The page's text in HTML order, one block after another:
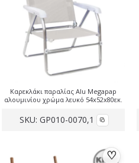
SKU: GP010-0070,1
Καρεκλάκι παραλίας Alu Megapap
αλουμινίου χρώμα λευκό 54x52x80εκ.
♡